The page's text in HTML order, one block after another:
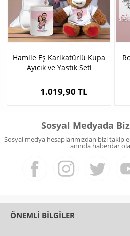
Hamile Eş Karikatürlü Kupa
Ayıcık ve Yastık Seti
1.019,90 TL
Sosyal Medyada
Sosyal medya hesaplarımızdan bizi
anında haberdar
ÖNEMLI BILGILER